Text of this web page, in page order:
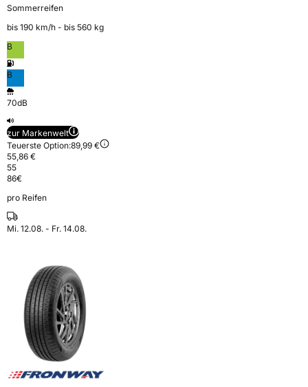
Sommerreifen
bis 190 km⁠/⁠h - bis 560 kg
B
B
70dB
zur Markenwelt
Teuerste Option:89,99 €
55,86 €
55
86€
pro Reifen
Mi. 12.08. - Fr. 14.08.